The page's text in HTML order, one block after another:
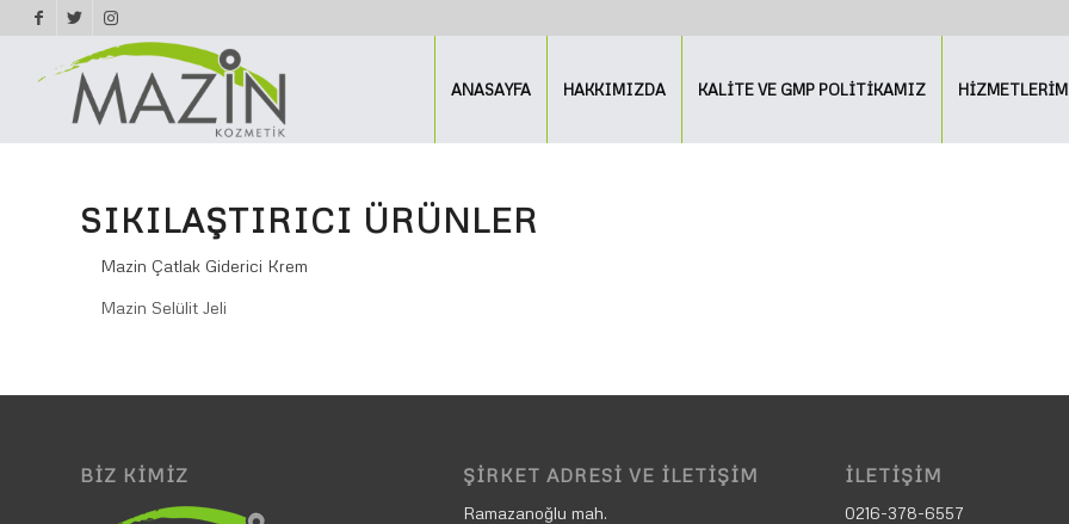
ANASAYFA HAKKIMIZDA KALİTE VE GMP POLİTİKAMIZ
SIKILAŞTIRICI ÜRÜNLER
Mazin Çatlak Giderici Krem
Mazin Selülit Jeli
BIZ KIMIZ ŞIRKET ADRESI VE İLETIŞIM
Ramazanoğlu mah.
İLETIŞIM
0216-378-6557